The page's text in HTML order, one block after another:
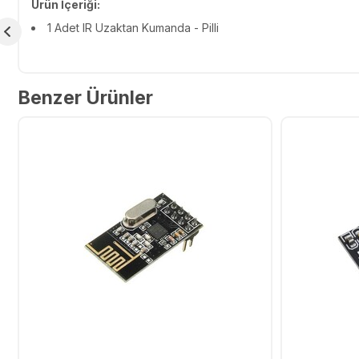
Ürün İçeriği:
1 Adet IR Uzaktan Kumanda - Pilli
Benzer Ürünler